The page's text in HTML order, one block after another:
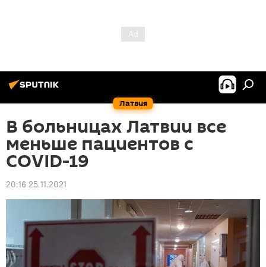
Латвия
В больницах Латвии все
меньше пациентов с
COVID-19
20:16 25.11.2021